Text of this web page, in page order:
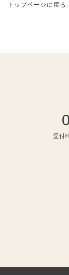
トップページに戻る
受付